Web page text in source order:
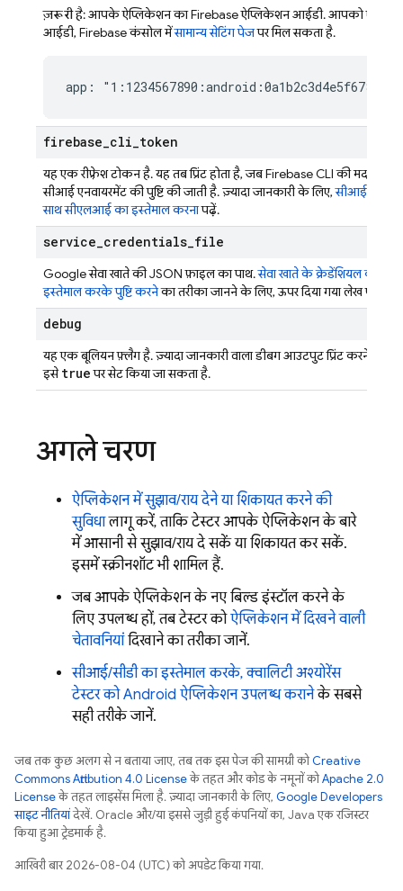
ज़रूरी है: आपके ऐप्लिकेशन का Firebase ऐप्लिकेशन आईडी. आपको
आईडी, Firebaseकंसोल मेंसामान्य सेटिंग पेजपर मिल सकता है.
app: "1:1234567890:android:0a1b2c3d4e5f67890"
firebase_cli_token
यह एक रीफ़्रेश टोकन है. यह तब प्रिंट होता है, जबFirebaseCLI की मदद से
सीआई एनवायरमेंट की पुष्टि की जाती है. ज़्यादा जानकारी के लिए,सीआई
साथ सीएलआई का इस्तेमाल करनापढ़ें.
service_credentials_file
Google सेवा खाते की JSON फ़ाइल का पाथ.सेवा खाते के क्रेडेंशियल का
इस्तेमाल करके पुष्टि करनेका तरीका जानने के लिए, ऊपर दिया गया लेख पढ़ें.
debug
यह एक बूलियन फ़्लैग है. ज़्यादा जानकारी वाला डीबग आउटपुट प्रिंट करने के
इसेtrueपर सेट किया जा सकता है.
अगले चरण
ऐप्लिकेशन में सुझाव/राय देने या शिकायत करने की
सुविधालागू करें, ताकि टेस्टर आपके ऐप्लिकेशन के बारे
में आसानी से सुझाव/राय दे सकें या शिकायत कर सकें.
इसमें स्क्रीनशॉट भी शामिल हैं.
जब आपके ऐप्लिकेशन के नए बिल्ड इंस्टॉल करने के
लिए उपलब्ध हों, तब टेस्टर कोऐप्लिकेशन में दिखने वाली
चेतावनियांदिखाने का तरीका जानें.
सीआई/सीडी का इस्तेमाल करके, क्वालिटी अश्योरेंस
टेस्टर को Android ऐप्लिकेशन उपलब्ध करानेके सबसे
सही तरीके जानें.
जब तक कुछ अलग से न बताया जाए, तब तक इस पेज की सामग्री कोCreative
Commons Attribution 4.0 Licenseके तहत और कोड के नमूनों कोApache 2.0
Licenseके तहत लाइसेंस मिला है. ज़्यादा जानकारी के लिए, Google Developers
साइट नीतियांदेखें. Oracle और/या इससे जुड़ी हुई कंपनियों का, Java एक रजिस्टर
किया हुआ ट्रेडमार्क है.
आखिरी बार 2026-08-04 (UTC) को अपडेट किया गया.